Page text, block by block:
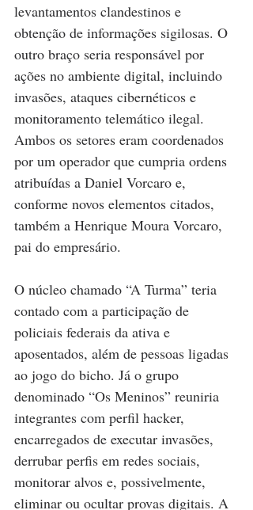
levantamentos clandestinos e
obtenção de informações sigilosas. O
outro braço seria responsável por
ações no ambiente digital, incluindo
invasões, ataques cibernéticos e
monitoramento telemático ilegal.
Ambos os setores eram coordenados
por um operador que cumpria ordens
atribuídas a Daniel Vorcaro e,
conforme novos elementos citados,
também a Henrique Moura Vorcaro,
pai do empresário.
O núcleo chamado “A Turma” teria
contado com a participação de
policiais federais da ativa e
aposentados, além de pessoas ligadas
ao jogo do bicho. Já o grupo
denominado “Os Meninos” reuniria
integrantes com perfil hacker,
encarregados de executar invasões,
derrubar perfis em redes sociais,
monitorar alvos e, possivelmente,
eliminar ou ocultar provas digitais. A